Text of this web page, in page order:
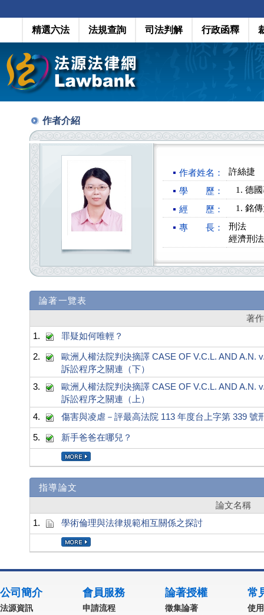
精選六法 法規查詢 司法判解 行政函釋
作者介紹
作者姓名： 許絲捷
學 歷： 德
經 歷： 銘
專 長：
刑法
經濟刑法
論著一覽表
著
1.
罪疑如何唯輕？
2.
歐洲人權法院判決摘譯 CASE OF V.C.L. AND A.N.
訴訟程序之關連（下）
3.
歐洲人權法院判決摘譯 CASE OF V.C.L. AND A.N.
訴訟程序之關連（上）
4.
傷害與凌虐－評最高法院 113 年度台上字第 339 號
5. 新手爸爸在哪兒？
指導論文
論文名稱
1.
學術倫理與法律規範相互關係之探討
公司簡介
法源資訊
會員服務
申請流程
論著授權
徵集論著
常
使